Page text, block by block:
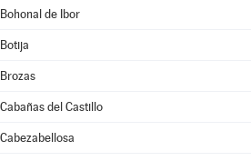
Bohonal de Ibor
Botija
Brozas
Cabañas del Castillo
Cabezabellosa